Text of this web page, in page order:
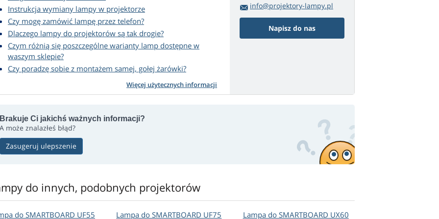
Instrukcja wymiany lampy w projektorze
Czy mogę zamówić lampę przez telefon?
Dlaczego lampy do projektorów są tak drogie?
Czym różnią się poszczególne warianty lamp dostępne w
waszym sklepie?
Czy poradzę sobie z montażem samej, gołej żarówki?
Więcej użytecznych informacji
info@projektory-lampy.pl
Napisz do nas
Brakuje Ci jakichś ważnych informacji?
A może znalazłeś błąd?
Zasugeruj ulepszenie
do innych, podobnych projektorów
do SMARTBOARD UF55 Lampa do SMARTBOARD UF75 Lampa do SMARTBOARD UX60